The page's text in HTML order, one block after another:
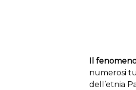
Il
numerosi
dell’etnia